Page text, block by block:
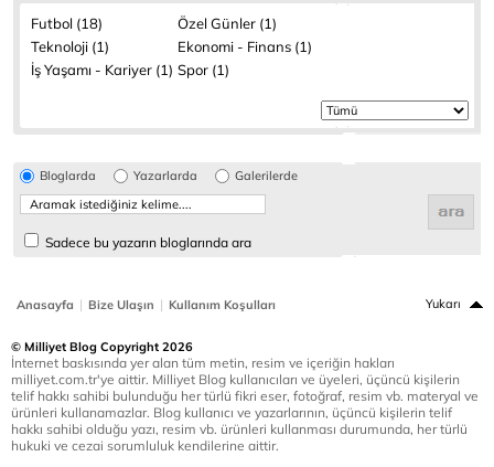
Futbol (18)
Özel Günler (1)
Teknoloji (1)
Ekonomi - Finans (1)
İş Yaşamı - Kariyer (1) Spor (1)
Bloglarda Yazarlarda Galerilerde
Sadece bu yazarın bloglarında ara
Anasayfa | Bize Ulaşın | Kullanım Koşulları Yukarı
© Milliyet Blog Copyright 2026
İnternet baskısında yer alan tüm metin, resim ve içeriğin hakları
milliyet.com.tr'ye aittir. Milliyet Blog kullanıcıları ve üyeleri, üçüncü kişilerin
telif hakkı sahibi bulunduğu her türlü fikri eser, fotoğraf, resim vb. materyal ve
ürünleri kullanamazlar. Blog kullanıcı ve yazarlarının, üçüncü kişilerin telif
hakkı sahibi olduğu yazı, resim vb. ürünleri kullanması durumunda, her türlü
hukuki ve cezai sorumluluk kendilerine aittir.